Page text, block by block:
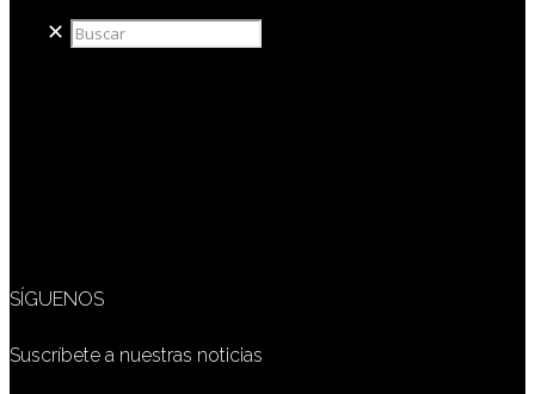
✕
SÍGUENOS
Suscríbete a nuestras noticias